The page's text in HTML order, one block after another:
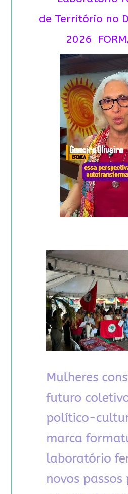
de Território no
2026